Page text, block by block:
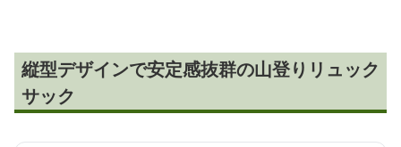
縦型デザインで安定感抜群の山登りリュック
サック